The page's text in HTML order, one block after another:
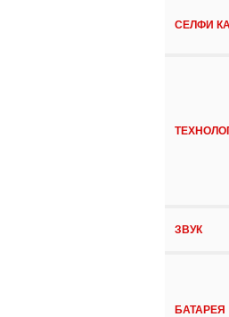
СЕЛФИ
ЗВУК
БАТАРЕЯ